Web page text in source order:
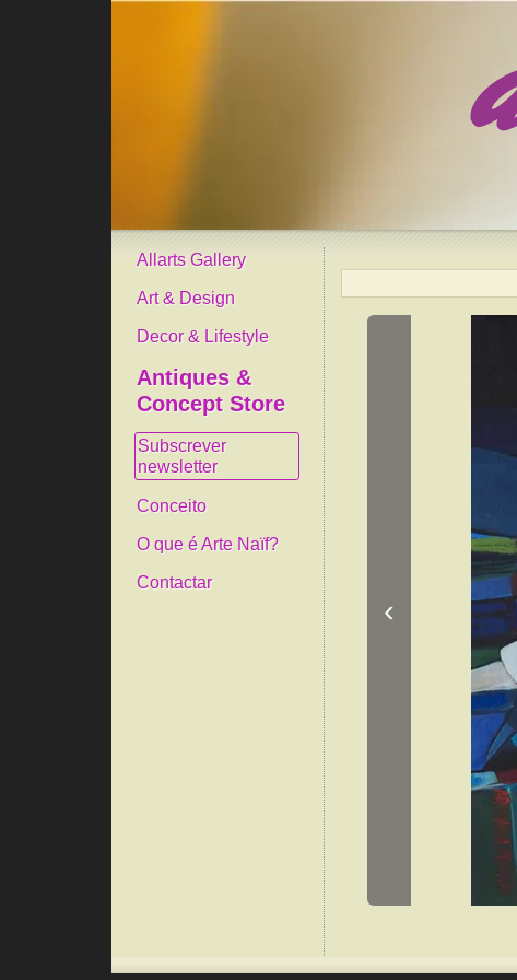
Allarts Gallery
Art & Design
Decor & Lifestyle
Antiques &
Concept Store
Subscrever
newsletter
Conceito
O que é Arte Naïf?
Contactar
‹